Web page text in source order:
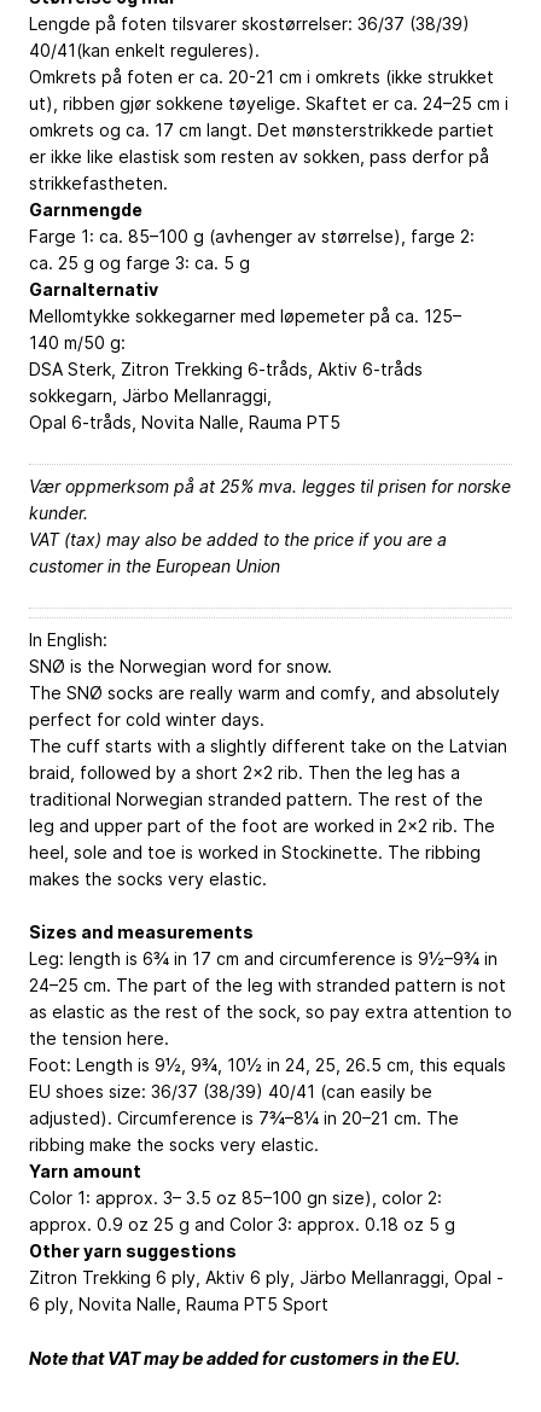
Lengde på foten tilsvarer skostørrelser: 36/37 (38/39)
40/41(kan enkelt reguleres).
Omkrets på foten er ca. 20-21 cm i omkrets (ikke strukket
ut), ribben gjør sokkene tøyelige. Skaftet er ca. 24–25 cm i
omkrets og ca. 17 cm langt. Det mønsterstrikkede partiet
er ikke like elastisk som resten av sokken, pass derfor på
strikkefastheten.
Garnmengde
Farge 1: ca. 85–100 g (avhenger av størrelse), farge 2:
ca. 25 g og farge 3: ca. 5 g
Garnalternativ
Mellomtykke sokkegarner med ­løpemeter på ­­ca­. ­125–
140 m/50 g:
DSA Sterk, Zitron Trekking 6-tråds, Aktiv 6-tråds
sokkegarn, Järbo Mellanraggi,
Opal ­6-tråds, Novita Nalle, Rauma PT5
Vær oppmerksom på at 25% mva. legges til prisen for norske
kunder.
VAT (tax) may also be added to the price if you are a
customer in the European Union
In English:
SNØ is the Norwegian word for snow.
The SNØ socks are really warm and comfy, and absolutely
perfect for cold winter days.
The cuff starts with a slightly different take on the Latvian
braid, followed by a short 2x2 rib. Then the leg has a
traditional Norwegian stranded pattern. The rest of the
leg and upper part of the foot are worked in 2x2 rib. The
heel, sole and toe is worked in Stockinette. The ribbing
makes the socks very elastic.
Sizes and measurements
Leg: length is 6¾ in 17 cm and circumference is 9½–9¾ in
24–25 cm. The part of the leg with stranded pattern is not
as elastic as the rest of the sock, so pay extra attention to
the tension here.
Foot: Length is 9½, 9¾, 10½ in 24, 25, 26.5 cm , this equals
EU shoes size: 36/37 (38/39) 40/41 (can easily be
adjusted). Circumference is 7¾–8¼ in 20–21 cm. The
ribbing make the socks very elastic.
Yarn amount
Color 1: approx. 3– 3.5 oz 85–100 gn size), color 2:
approx. 0.9 oz 25 g and Color 3: approx. 0.18 oz 5 g
Other yarn suggestions
Zitron Trekking 6 ply, Aktiv 6 ply, Järbo Mellanraggi, Opal ­
6 ply, Novita Nalle, Rauma PT5 Sport
Note that VAT may be added for customers in the EU.